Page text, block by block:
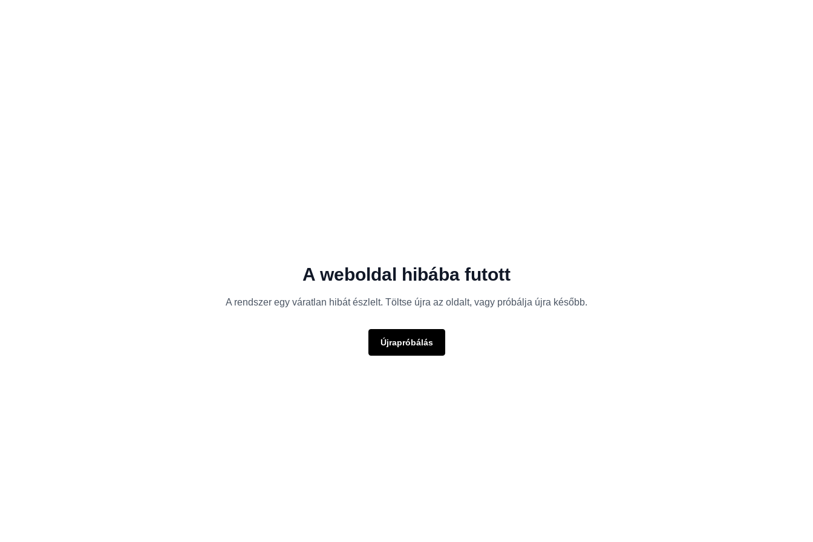
A weboldal hibába futott
A rendszer egy váratlan hibát észlelt. Töltse újra az oldalt, vagy próbálja újra később.
Újrapróbálás